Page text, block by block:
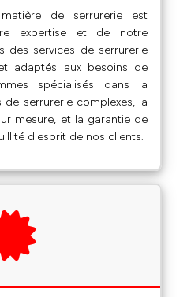
de serrurerie est
expertise et de notre
des services de serrurerie
adaptés aux besoins de
spécialisés dans la
serrurerie complexes, la
mesure, et la garantie de
d'esprit de nos clients.